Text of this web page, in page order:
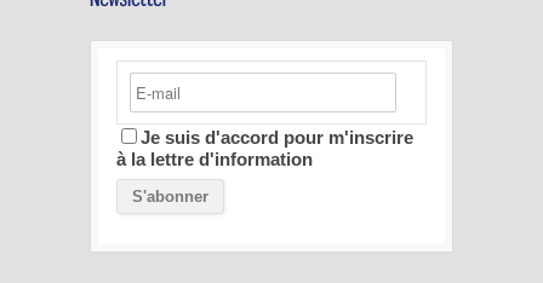
Je suis d'accord pour m'inscrire
à la lettre d'information